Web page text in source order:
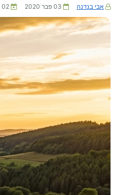
אבי בנדנה 03 פבר 2020 02 אוג 2026